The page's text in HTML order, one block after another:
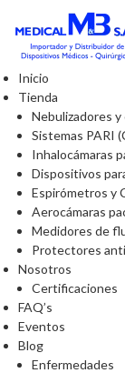
Inicio
Tienda
Nebulizadores
Sistemas PARI
Inhalocámaras
Dispositivos
Espirómetros y
Aerocámaras
Medidores de
Protectores
Nosotros
Certificaciones
FAQ’s
Eventos
Blog
Enfermedades